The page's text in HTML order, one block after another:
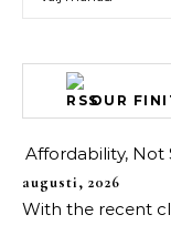
OUR
Affordability, Not
augusti, 2026
With the recent